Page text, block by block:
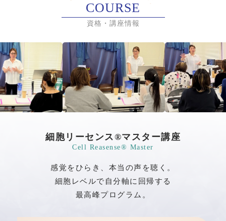
COURSE
資格・講座情報
細胞リーセンス®マスター講座
Cell Reasense® Master
感覚をひらき、本当の声を聴く。
細胞レベルで自分軸に回帰する
最高峰プログラム。